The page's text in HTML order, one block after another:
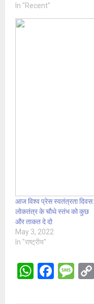
In "Recent"
आज विश्व प्रेस स्वतंत्रता दिवस:
लोकतंत्र के चौथे स्तंभ को कुछ
और ताकत दे दो
May 3, 2022
In "राष्ट्रीय"
W F
M